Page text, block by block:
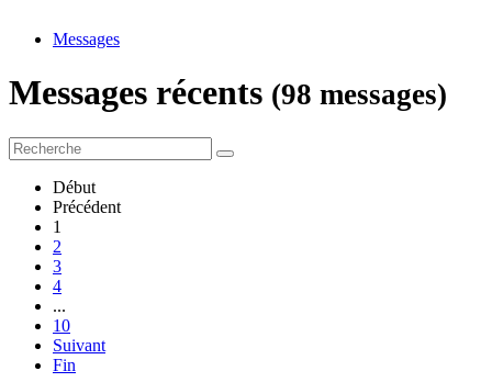
Messages
Messages récents (98 messages)
Début
Précédent
1
2
3
4
...
10
Suivant
Fin